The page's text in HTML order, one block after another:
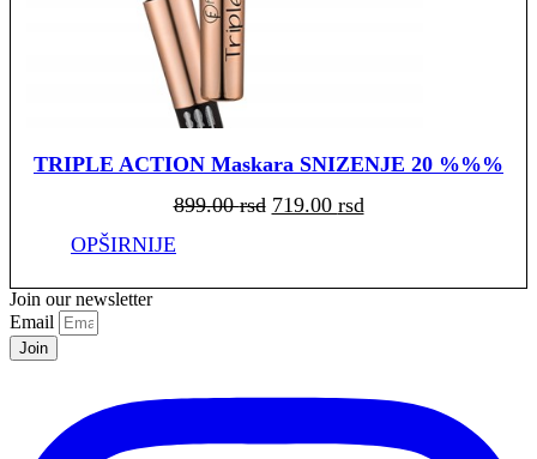
TRIPLE ACTION Maskara SNIZENJE 20 %%%
899.00rsd Originalna
cena
719.00 rsdTrenutna
cena
OPŠIRNIJE
Join our newsletter
Email
Join